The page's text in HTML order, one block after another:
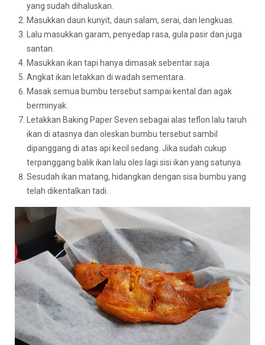
yang sudah dihaluskan.
Masukkan daun kunyit, daun salam, serai, dan lengkuas.
Lalu masukkan garam, penyedap rasa, gula pasir dan juga
santan.
Masukkan ikan tapi hanya dimasak sebentar saja.
Angkat ikan letakkan di wadah sementara.
Masak semua bumbu tersebut sampai kental dan agak
berminyak.
Letakkan Baking Paper Seven sebagai alas teflon lalu taruh
ikan di atasnya dan oleskan bumbu tersebut sambil
dipanggang di atas api kecil sedang. Jika sudah cukup
terpanggang balik ikan lalu oles lagi sisi ikan yang satunya.
Sesudah ikan matang, hidangkan dengan sisa bumbu yang
telah dikentalkan tadi.